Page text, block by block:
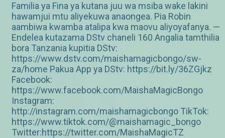
Familia ya Fina ya kutana juu wa msiba wake lakini
hawamjui mtu aliyekuwa anaongea. Pia Robin
aambiwa kwamba atalipa kwa maovu aliyoyafanya. —
Endelea kutazama DStv chaneli 160 Angalia tamthilia
bora Tanzania kupitia DStv:
https://www.dstv.com/maishamagicbongo/sw-
za/home Pakua App ya DStv: https://bit.ly/36ZGjkz
Facebook:
https://www.facebook.com/MaishaMagicBongo
Instagram:
http://instagram.com/maishamagicbongo TikTok:
https://www.tiktok.com/@maishamagic_bongo
Twitter:https://twitter.com/MaishaMagicTZ